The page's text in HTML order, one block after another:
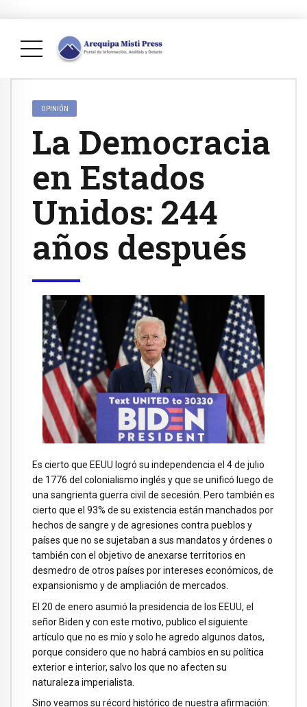
OPINIÓN
La Democracia
en Estados
Unidos: 244
años después
Es cierto que EEUU logró su independencia el 4 de julio
de 1776 del colonialismo inglés y que se unificó luego de
una sangrienta guerra civil de secesión. Pero también es
cierto que el 93% de su existencia están manchados por
hechos de sangre y de agresiones contra pueblos y
países que no se sujetaban a sus mandatos y órdenes o
también con el objetivo de anexarse territorios en
desmedro de otros países por intereses económicos, de
expansionismo y de ampliación de mercados.
El 20 de enero asumió la presidencia de los EEUU, el
señor Biden y con este motivo, publico el siguiente
artículo que no es mío y solo he agredo algunos datos,
porque considero que no habrá cambios en su política
exterior e interior, salvo los que no afecten su
naturaleza imperialista.
Sino veamos su récord histórico de nuestra afirmación: